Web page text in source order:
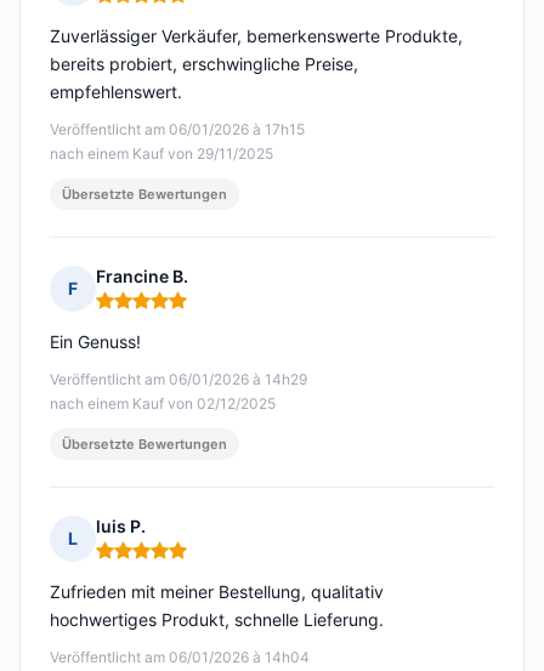
Hinweis: 5 von 5
Veröffentlicht am 06/01/2026 à 17h15
nach einem Kauf von 29/11/2025
Zuverlässiger Verkäufer, bemerkenswerte Produkte,
bereits probiert, erschwingliche Preise,
empfehlenswert.
Übersetzte Bewertungen
F
Francine B.
Hinweis: 5 von 5
Veröffentlicht am 06/01/2026 à 14h29
nach einem Kauf von 02/12/2025
Ein Genuss!
Übersetzte Bewertungen
L
luis P.
Hinweis: 5 von 5
Veröffentlicht am 06/01/2026 à 14h04
Zufrieden mit meiner Bestellung, qualitativ
hochwertiges Produkt, schnelle Lieferung.